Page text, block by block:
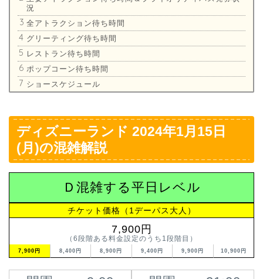
況
全アトラクション待ち時間
グリーティング待ち時間
レストラン待ち時間
ポップコーン待ち時間
ショースケジュール
ディズニーランド 2024年1月15日
(月)の混雑解説
Ｄ混雑する平日レベル
チケット価格（1デーパス大人）
7,900円
（6段階ある料金設定のうち1段階目）
7,900円 8,400円 8,900円 9,400円 9,900円 10,900円